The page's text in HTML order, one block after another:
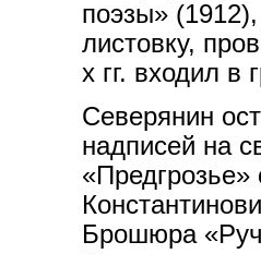
поэзы»
листовку,
х гг. входил
Северянин
надписей на
«Предгрозье»
Брошюра